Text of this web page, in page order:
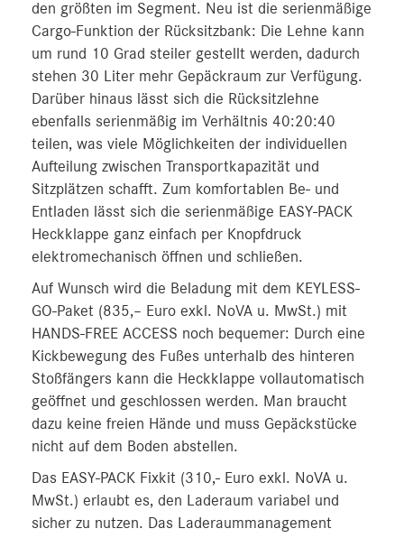
den größten im Segment. Neu ist die serienmäßige
Cargo-Funktion der Rücksitzbank: Die Lehne kann
um rund 10 Grad steiler gestellt werden, dadurch
stehen 30 Liter mehr Gepäckraum zur Verfügung.
Darüber hinaus lässt sich die Rücksitzlehne
ebenfalls serienmäßig im Verhältnis 40:20:40
teilen, was viele Möglichkeiten der individuellen
Aufteilung zwischen Transportkapazität und
Sitzplätzen schafft. Zum komfortablen Be- und
Entladen lässt sich die serienmäßige EASY-PACK
Heckklappe ganz einfach per Knopfdruck
elektromechanisch öffnen und schließen.
Auf Wunsch wird die Beladung mit dem KEYLESS-
GO-Paket (835,– Euro exkl. NoVA u. MwSt.) mit
HANDS-FREE ACCESS noch bequemer: Durch eine
Kickbewegung des Fußes unterhalb des hinteren
Stoßfängers kann die Heckklappe vollautomatisch
geöffnet und geschlossen werden. Man braucht
dazu keine freien Hände und muss Gepäckstücke
nicht auf dem Boden abstellen.
Das EASY-PACK Fixkit (310,- Euro exkl. NoVA u.
MwSt.) erlaubt es, den Laderaum variabel und
sicher zu nutzen. Das Laderaummanagement